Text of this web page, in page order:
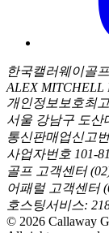
한국캘러웨이골
ALEX MITCHELL
개인정보보호최
서울 강남구 도산
통신판매업신고
사업자번호 101-
골프 고객센터
어패럴 고객센터
호스팅서비스:
© 2026 Callaway